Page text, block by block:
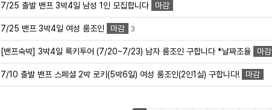
7/25 출발 밴프 3박4일 남성 1인 모집합니다 마감
7/25 밴프 3박4일 여성 룸조인 마감 3
[밴프숙박] 3박4일 록키투어 (7/20~7/23) 남자 룸조인 구합니다 *날짜조율 마감
7/10 출발 밴프 스페셜 2박 로키(5박6일) 여성 룸조인(2인1실) 구합니다! 마감